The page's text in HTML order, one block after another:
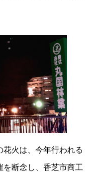
火は、今年行われる
を断念し、香芝市商工